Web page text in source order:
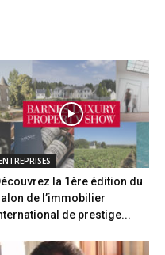
la 1ère édition du
de l’immobilier
de prestige...